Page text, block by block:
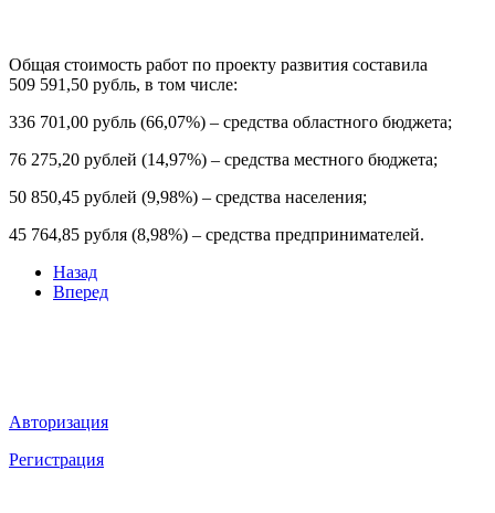
Общая стоимость работ по проекту развития составила
509 591,50 рубль, в том числе:
336 701,00 рубль (66,07%) – средства областного бюджета;
76 275,20 рублей (14,97%) – средства местного бюджета;
50 850,45 рублей (9,98%) – средства населения;
45 764,85 рубля (8,98%) – средства предпринимателей.
Назад
Вперед
Авторизация
Регистрация